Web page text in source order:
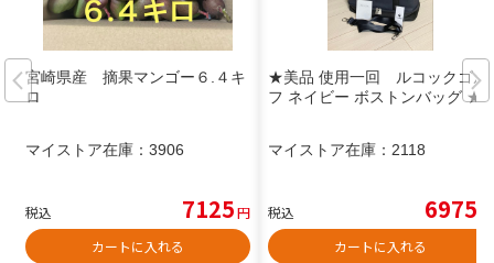
宮崎県産 摘果マンゴー６.４キ
ロ
マイストア在庫： 3906
税込 7125円
カートに入れる
★美品 使用一回 ルコックゴル
フ ネイビー ボストンバッグ ★
マイストア在庫： 2118
税込 6975
カートに入れる